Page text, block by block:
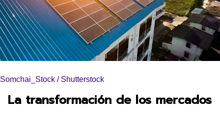
Somchai_Stock / Shutterstock
La transformación de los mercados